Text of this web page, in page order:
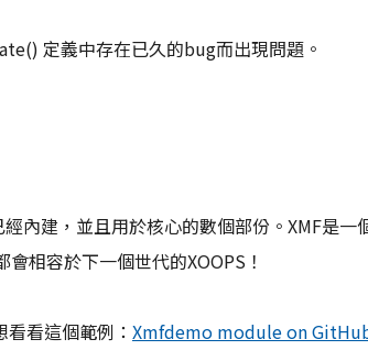
定義中存在已久的bug而出現問題。
經內建，並且用於核心的數個部份。XMF是一
相容於下一個世代的XOOPS！
看這個範例： Xmfdemo module on